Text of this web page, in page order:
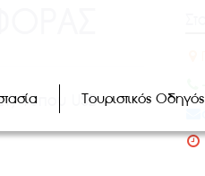
Τουριστικός Οδηγός
Τύπου USB